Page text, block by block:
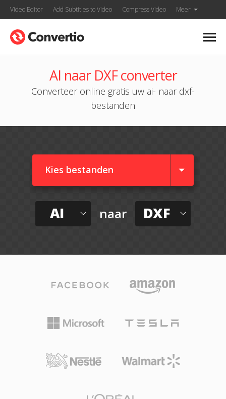
Video Editor Add Subtitles to Video Compress Video Meer
AI naar DXF converter
Converteer online gratis uw ai- naar dxf-
bestanden
Kies bestanden
AI naar DXF